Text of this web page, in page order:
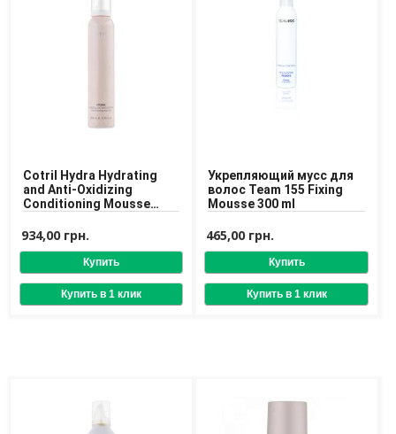
Уход за мужскими волосами
Отзывы
Доставка
Возврат товара
Cotril Hydra Hydrating
and Anti-Oxidizing
Conditioning Mousse
укладки волос
934,00 грн.
Укрепляющий мусс для
волос Team 155 Fixing
Mousse 300 ml
465,00 грн.